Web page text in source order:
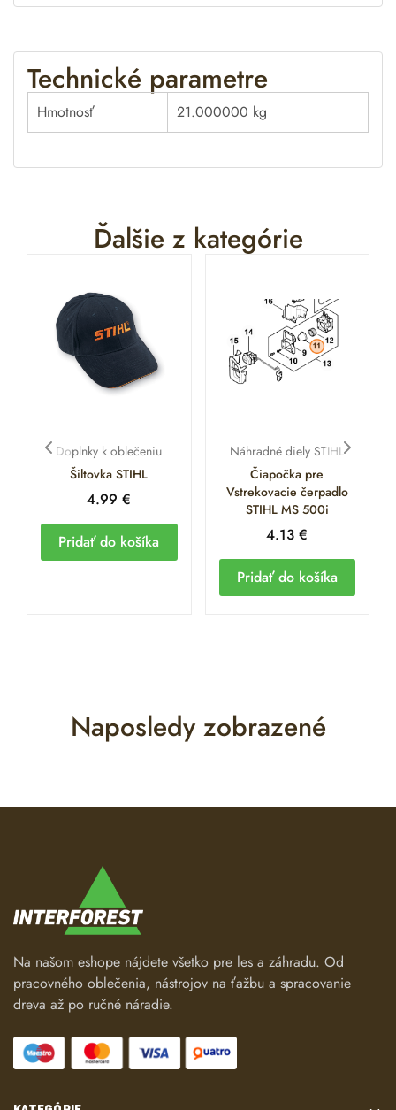
Technické parametre
Hmotnosť 21.000000 kg
Ďalšie z kategórie
Doplnky k oblečeniu
Šiltovka STIHL
4.99€
Pridať do košíka
Náhradné diely STIHL
Čiapočka pre
Vstrekovacie čerpadlo
STIHL MS 500i
4.13€
Pridať do košíka
Naposledy zobrazené
Na našom eshope nájdete všetko pre les a záhradu. Od
pracovného oblečenia, nástrojov na ťažbu a spracovanie
dreva až po ručné náradie.